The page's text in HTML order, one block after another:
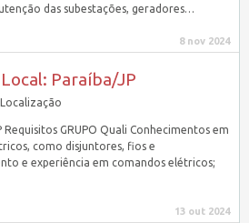
das subestações, geradores…
8 nov 2024
Paraíba/JP
Localização
GRUPO Quali Conhecimentos em
como disjuntores, fios e
e experiência em comandos elétricos;
13 out 2024